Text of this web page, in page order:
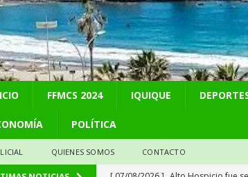
FFMCS 2024 IQUIQUE
POLÍTICA
QUIENES SOMOS CONTACTO